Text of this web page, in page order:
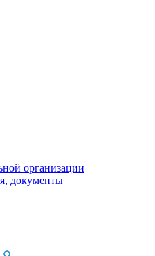
организации
документы